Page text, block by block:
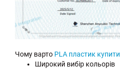
Чому варто PLA пластик купити
Широкий вибір кольорів